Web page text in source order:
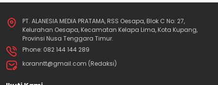
PT. ALANESIA MEDIA PRATAMA, RSS Oesapa, Blok C No: 27,
Kelurahan Oesapa, Kecamatan Kelapa Lima, Kota Kupang,
Provinsi Nusa Tenggara Timur.
Phone: 082 144 144 289
koranntt@gmail.com (Redaksi)